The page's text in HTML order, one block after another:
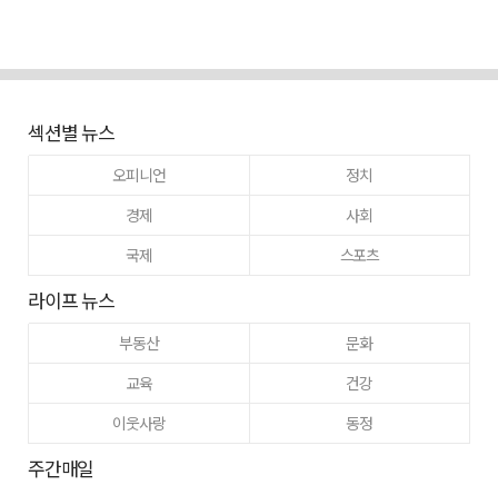
섹션별 뉴스
오피니언
정치
경제
사회
국제
스포츠
라이프 뉴스
부동산
문화
교육
건강
이웃사랑
동정
주간매일